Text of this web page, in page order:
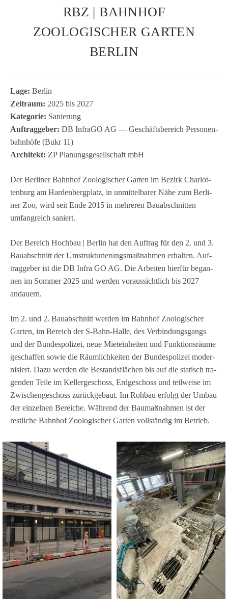
RBZ | BAHNHOF
ZOOLOGISCHER GARTEN
BERLIN
Lage: Ber­lin
Zeit­raum: 2025 bis 2027
Kate­go­rie: Sanie­rung
Auf­trag­ge­ber: DB InfraGO AG — Geschäfts­be­reich Per­so­nen­
bahn­höfe (Bukr 11)
Archi­tekt: ZP Pla­nungs­ge­sell­schaft mbH
Der Ber­li­ner Bahn­hof Zoo­lo­gi­scher Gar­ten im Bezirk Char­lot­
ten­burg am Har­den­berg­platz, in unmit­tel­ba­rer Nähe zum Ber­li­
ner Zoo, wird seit Ende 2015 in meh­re­ren Bau­ab­schnit­ten
umfang­reich saniert.
Der Bereich Hoch­bau | Ber­lin hat den Auf­trag für den 2. und 3.
Bau­ab­schnitt der Umstruk­tu­rie­rungs­maß­nah­men erhal­ten. Auf­
trag­ge­ber ist die DB Infra GO AG. Die Arbei­ten hier­für began­
nen im Som­mer 2025 und wer­den vor­aus­sicht­lich bis 2027
andauern.
Im 2. und 2. Bau­ab­schnitt wer­den im Bahn­hof Zoo­lo­gi­scher
Gar­ten, im Bereich der S‑Bahn-Halle, des Ver­bin­dungs­gangs
und der Bun­des­po­li­zei, neue Miet­ein­hei­ten und Funk­ti­ons­räume
geschaf­fen sowie die Räum­lich­kei­ten der Bun­des­po­li­zei moder­
ni­siert. Dazu wer­den die Bestands­flä­chen bis auf die sta­tisch tra­
gen­den Teile im Kel­ler­ge­schoss, Erd­ge­schoss und teil­weise im
Zwi­schen­ge­schoss zurück­ge­baut. Im Roh­bau erfolgt der Umbau
der ein­zel­nen Berei­che. Wäh­rend der Bau­maß­nah­men ist der
rest­li­che Bahn­hof Zoo­lo­gi­scher Gar­ten voll­stän­dig im Betrieb.